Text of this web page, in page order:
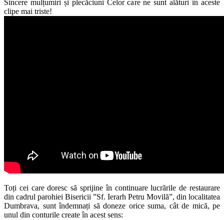
Sincere mulțumiri și plecăciuni Celor care ne sunt alături în aceste
clipe mai triste!
Toți cei care doresc să sprijine în continuare lucrările de restaurare
din cadrul parohiei Bisericii ”Sf. Ierarh Petru Movilă”, din localitatea
Dumbrava, sunt îndemnați să doneze orice suma, cât de mică, pe
unul din conturile create în acest sens: